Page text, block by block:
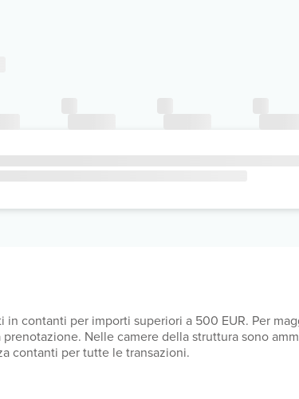
contanti per importi superiori a 500 EUR. Per
Nelle camere della struttura sono
contanti per tutte le transazioni.